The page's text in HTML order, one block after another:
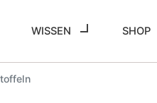
WISSEN SHOP